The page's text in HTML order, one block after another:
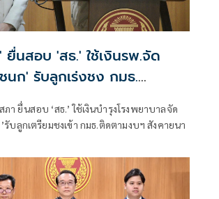
นสอบ 'สธ.' ใช้เงินรพ.จัด
นก' รับลูกเร่งชง กมธ.
า ยื่นสอบ ‘สธ.’ ใช้เงินบำรุงโรงพยาบาลจัด
รับลูกเตรียมชงเข้า กมธ.ติดตามงบฯ สังคายนา